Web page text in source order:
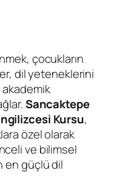
çocukların
dil yeteneklerini
Sancaktepe
Kursu,
özel olarak
ve bilimsel
en güçlü dil